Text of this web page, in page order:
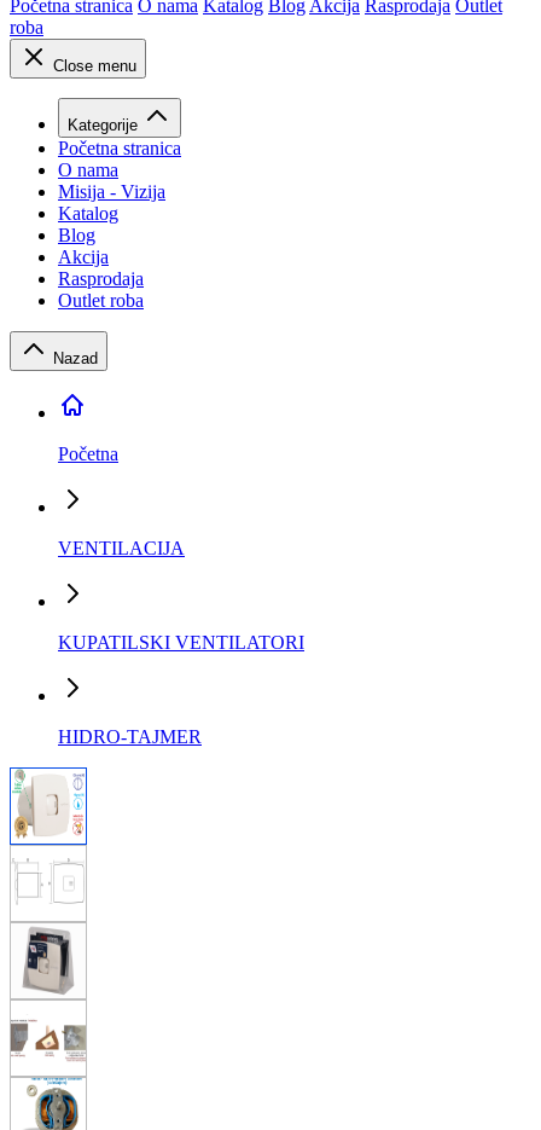
Početna stranica O nama Katalog Blog Akcija Rasprodaja Outlet
roba
Close menu
Kategorije
Početna stranica
O nama
Misija - Vizija
Katalog
Blog
Akcija
Rasprodaja
Outlet roba
Nazad
Početna
VENTILACIJA
KUPATILSKI VENTILATORI
HIDRO-TAJMER